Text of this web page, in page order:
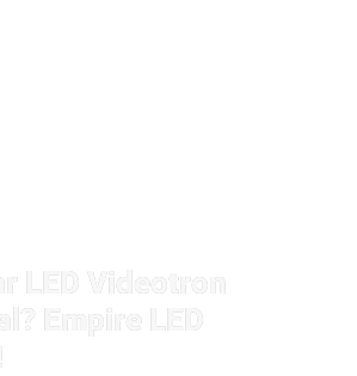
LED Videotron
Empire LED